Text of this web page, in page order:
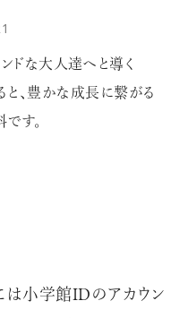
ドな大人達へと導く
と、豊かな成長に繋がる
す。
小学館IDのアカウン